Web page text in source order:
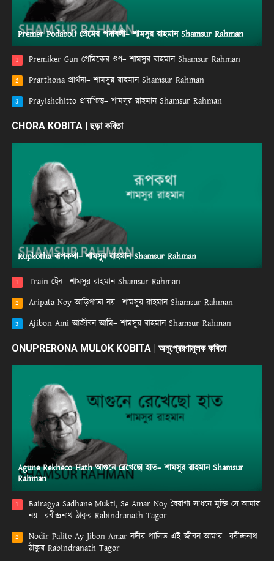
Premer Podaboli প্রেমের পদাবলী– শামসুর রাহমান Shamsur Rahman
1 Premiker Gun প্রেমিকের গুণ– শামসুর রাহমান Shamsur Rahman
2 Prarthona প্রার্থনা– শামসুর রাহমান Shamsur Rahman
3 Prayishchitto প্রায়শ্চিত্ত– শামসুর রাহমান Shamsur Rahman
CHORA KOBITA | ছড়া কবিতা
Rupkotha রূপকথা– শামসুর রাহমান Shamsur Rahman
1 Train ট্রেন– শামসুর রাহমান Shamsur Rahman
2 Aripata Noy আড়িপাতা নয়– শামসুর রাহমান Shamsur Rahman
3 Ajibon Ami আজীবন আমি– শামসুর রাহমান Shamsur Rahman
ONUPRERONA MULOK KOBITA | অনুপ্রেরণামূলক কবিতা
Agune Rekheco Hath আগুনে রেখেছো হাত– শামসুর রাহমান Shamsur
Rahman
1
Bairagya Sadhane Mukti, Se Amar Noy বৈরাগ্য সাধনে মুক্তি সে আমার
নয়– রবীন্দ্রনাথ ঠাকুর Rabindranath Tagor
2
Nodir Palite Ay Jibon Amar নদীর পালিত এই জীবন আমার– রবীন্দ্রনাথ
ঠাকুর Rabindranath Tagor